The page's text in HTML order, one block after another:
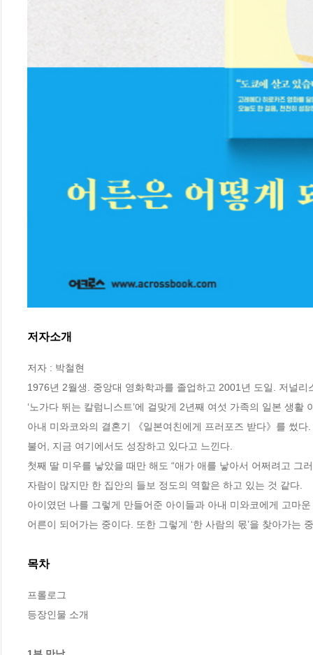
저자소개
저자 : 박철현
1976년 2월생. 중앙대 영화학과를 졸업하고 2001년 도일. 저널
‘노가다 뛰는 칼럼니스트’에 걸맞게 2년째 여섯 가족의 일본 생활
아내 미와코와의 결혼기 《일본여친에게 프러포즈 받다》를 썼
불어, 지금 여기에서도 성장하고 있다고 느낀다.
첫째 딸 미우를 낳았을 때만 해도 “애가 애를 낳아서 어쩌려고 그
자람이 많지만 한 집안의 들보 정도의 역할은 하고 있는 것 같다.
아이였던 나를 그렇게 만들어준 아이들과 아내 미와코에게 고마
어른이 되어가는 중이다. 또한 그렇게 ‘한 사람의 몫’을 찾아가는
목차
프롤로그
등장인물 소개